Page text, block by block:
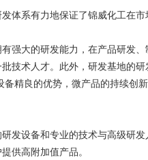
体系有力地保证了锦威化工在市
有强大的研发能力，在产品研发
技术人才。此外，研发基地的
备精良的优势，微产品的持续创
发设备和专业的技术与高级研
供高附加值产品。